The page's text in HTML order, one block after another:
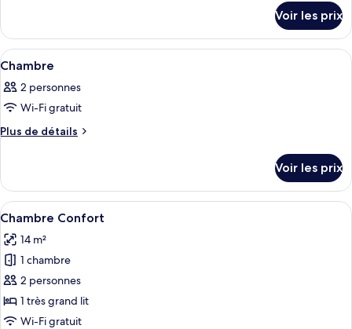
de
chambre :
Chambre
le
type
de
Chambre
Voir les prix
Afficher
toutes
les
photos
pour
de
chambre :
Chambre
Une chambre d’hôtel avec un
8
Chambre
2 personnes
Wi-Fi gratuit
Plus de détails
Plus
le
type
de
Chambre
Voir les prix
Afficher
toutes
les
photos
pour
ce
type
Chambre Confort | Literie de qualité
9
Chambre Confort
14 m²
1 chambre
2 personnes
1 très grand lit
Wi-Fi gratuit